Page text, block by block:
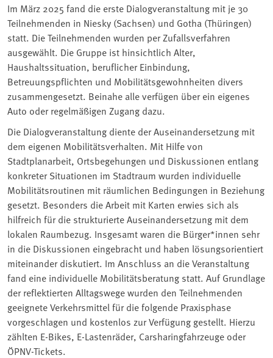
Im März 2025 fand die erste Dialogveranstaltung mit je 30
Teilnehmenden in Niesky (Sachsen) und Gotha (Thüringen)
statt. Die Teilnehmenden wurden per Zufallsverfahren
ausgewählt. Die Gruppe ist hinsichtlich Alter,
Haushaltssituation, beruflicher Einbindung,
Betreuungspflichten und Mobilitätsgewohnheiten divers
zusammengesetzt. Beinahe alle verfügen über ein eigenes
Auto oder regelmäßigen Zugang dazu.
Die Dialogveranstaltung diente der Auseinandersetzung mit
dem eigenen Mobilitätsverhalten. Mit Hilfe von
Stadtplanarbeit, Ortsbegehungen und Diskussionen entlang
konkreter Situationen im Stadtraum wurden individuelle
Mobilitätsroutinen mit räumlichen Bedingungen in Beziehung
gesetzt. Besonders die Arbeit mit Karten erwies sich als
hilfreich für die strukturierte Auseinandersetzung mit dem
lokalen Raumbezug. Insgesamt waren die Bürger*innen sehr
in die Diskussionen eingebracht und haben lösungsorientiert
miteinander diskutiert. Im Anschluss an die Veranstaltung
fand eine individuelle Mobilitätsberatung statt. Auf Grundlage
der reflektierten Alltagswege wurden den Teilnehmenden
geeignete Verkehrsmittel für die folgende Praxisphase
vorgeschlagen und kostenlos zur Verfügung gestellt. Hierzu
zählten E-Bikes, E-Lastenräder, Carsharingfahrzeuge oder
ÖPNV-Tickets.